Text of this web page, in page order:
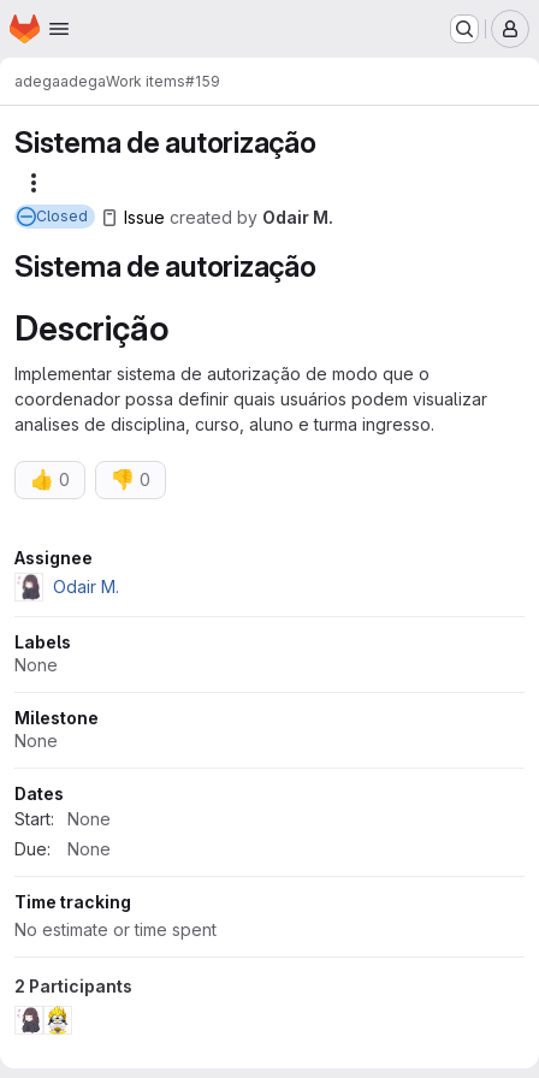
Skip to main content
Homepage
adegaadegaWork items#159
Sistema de autorização
Closed Issue created by Odair M.
Sistema de autorização
Descrição
Implementar sistema de autorização de modo que o
coordenador possa definir quais usuários podem visualizar
analises de disciplina, curso, aluno e turma ingresso.
👍 0 👎 0
Attributes
Assignee
Odair M.
Labels
None
Milestone
None
Dates
Start:
None
Due:
None
Time tracking
No estimate or time spent
2 Participants